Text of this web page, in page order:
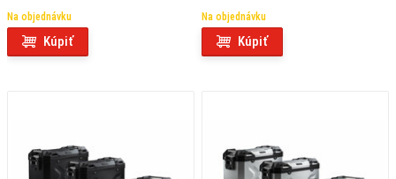
(22-23) S377
Na objednávku
Kúpiť
Na objednávku
Kúpiť